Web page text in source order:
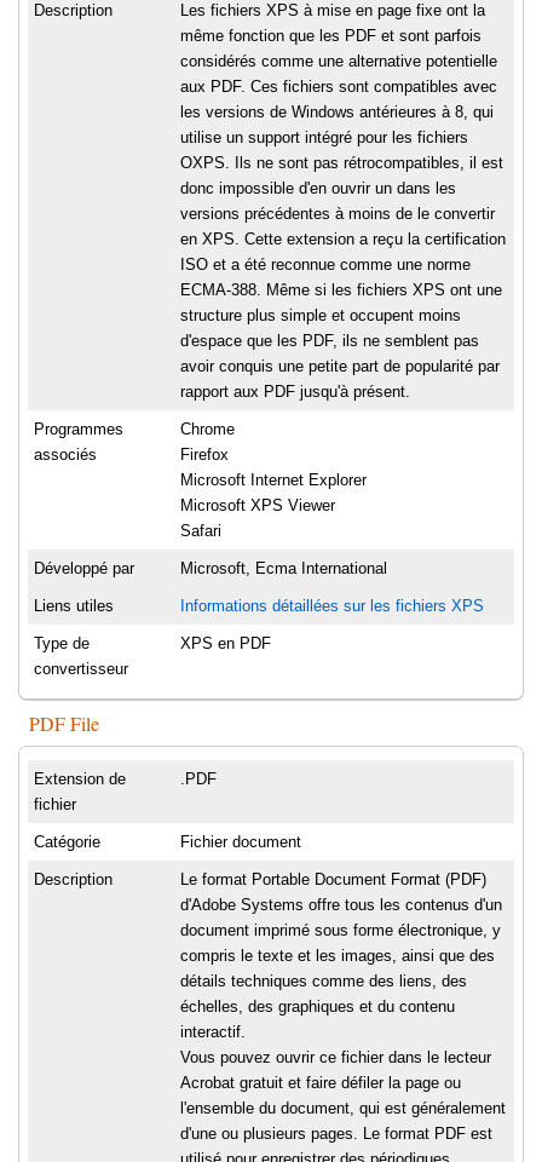
Description
Les fichiers XPS à mise en page fixe ont la
même fonction que les PDF et sont parfois
considérés comme une alternative potentielle
aux PDF. Ces fichiers sont compatibles avec
les versions de Windows antérieures à 8, qui
utilise un support intégré pour les fichiers
OXPS. Ils ne sont pas rétrocompatibles, il est
donc impossible d'en ouvrir un dans les
versions précédentes à moins de le convertir
en XPS. Cette extension a reçu la certification
ISO et a été reconnue comme une norme
ECMA-388. Même si les fichiers XPS ont une
structure plus simple et occupent moins
d'espace que les PDF, ils ne semblent pas
avoir conquis une petite part de popularité par
rapport aux PDF jusqu'à présent.
Programmes
associés
Chrome
Firefox
Microsoft Internet Explorer
Microsoft XPS Viewer
Safari
Développé par Microsoft, Ecma International
Liens utiles Informations détaillées sur les fichiers XPS
Type de
convertisseur
XPS en PDF
PDF File
Extension de
fichier
.PDF
Catégorie Fichier document
Description
Le format Portable Document Format (PDF)
d'Adobe Systems offre tous les contenus d'un
document imprimé sous forme électronique, y
compris le texte et les images, ainsi que des
détails techniques comme des liens, des
échelles, des graphiques et du contenu
interactif.
Vous pouvez ouvrir ce fichier dans le lecteur
Acrobat gratuit et faire défiler la page ou
l'ensemble du document, qui est généralement
d'une ou plusieurs pages. Le format PDF est